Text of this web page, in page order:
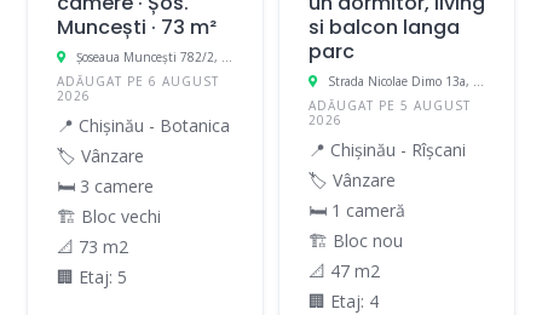
Muncești · 73 m²
Șoseaua Muncești 782/2, Chișinău, Moldova
ADĂUGAT PE 6 AUGUST
2026
📍 Chișinău - Botanica
🏷️ Vânzare
🛏 3 camere
🏗️ Bloc vechi
📐 73 m2
🏢 Etaj: 5
si balcon langa
parc
Strada Nicolae Dimo 13a, Chișinău, Moldova
ADĂUGAT PE 5 AUGUST
2026
📍 Chișinău - Rîșcani
🏷️ Vânzare
🛏 1 cameră
🏗️ Bloc nou
📐 47 m2
🏢 Etaj: 4